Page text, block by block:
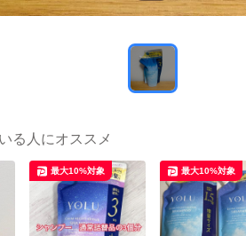
る人にオススメ
最大10%対象 最大10%対象